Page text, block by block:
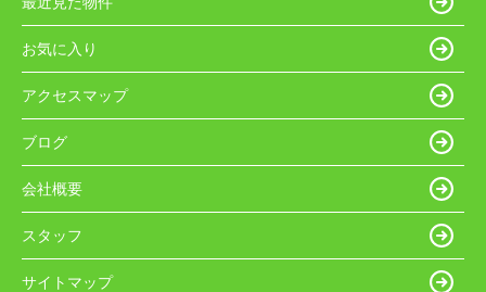
お気に入り
アクセスマップ
ブログ
会社概要
スタッフ
サイトマップ